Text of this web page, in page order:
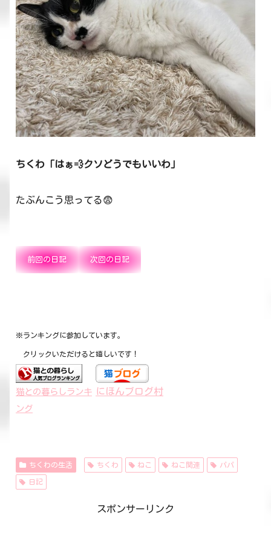
ちくわ「はぁ💨クソどうでもいいわ」
たぶんこう思ってる😨
前回の日記 次回の日記
※ランキングに参加しています。
クリックいただけると嬉しいです！
猫との暮らしランキ
ング
にほんブログ村
ちくわの生活 ちくわ ねこ ねこ関連 パパ
日記
スポンサーリンク